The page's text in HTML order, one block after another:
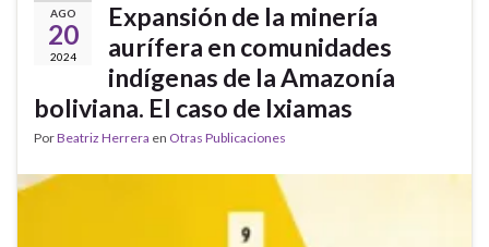
AGO
20
2024
Expansión de la minería
aurífera en comunidades
indígenas de la Amazonía
boliviana. El caso de Ixiamas
PorBeatriz Herrera en Otras Publicaciones